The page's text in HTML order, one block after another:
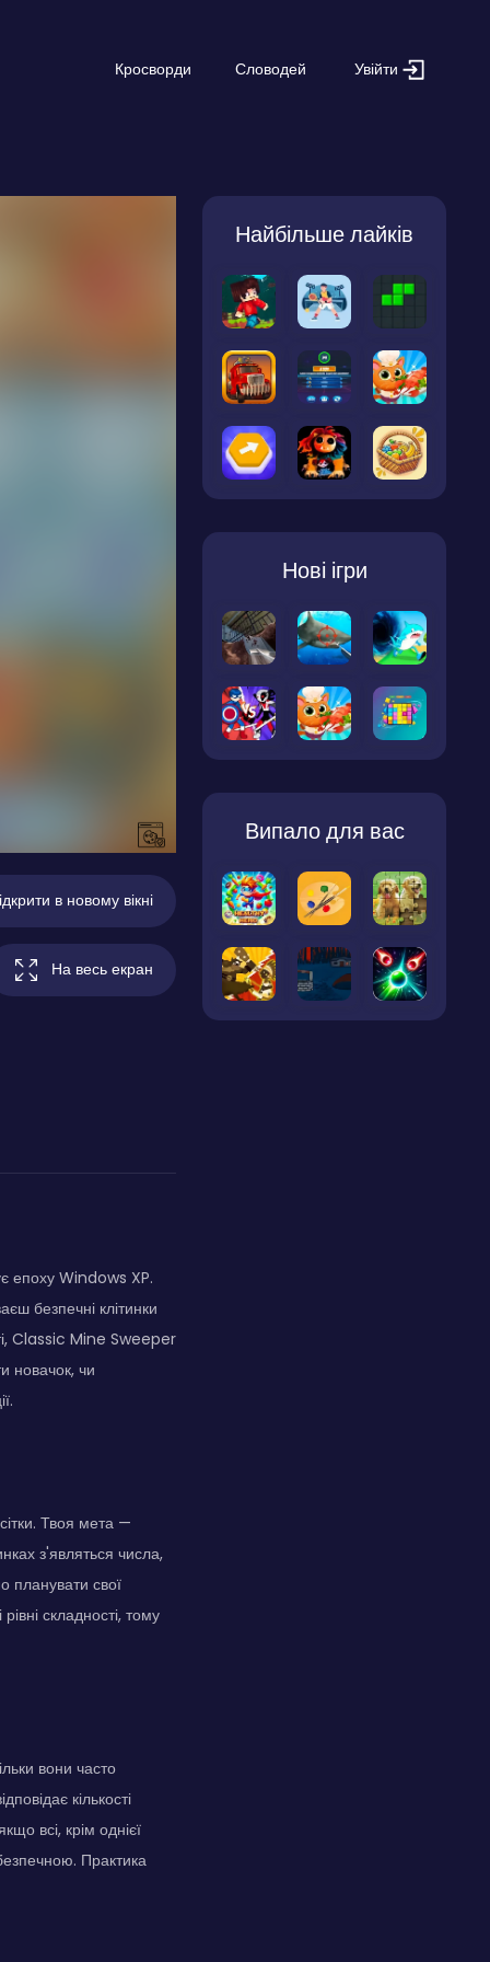
Кросворди Словодей Увійти
в новому вікні
На весь екран
епоху Windows XP.
безпечні клітинки
Classic Mine Sweeper
новачок, чи
Твоя мета —
з'являться числа,
планувати свої
складності, тому
вони часто
кількості
всі, крім однієї
Практика
Найбільше лайків
Нові ігри
Випало для вас